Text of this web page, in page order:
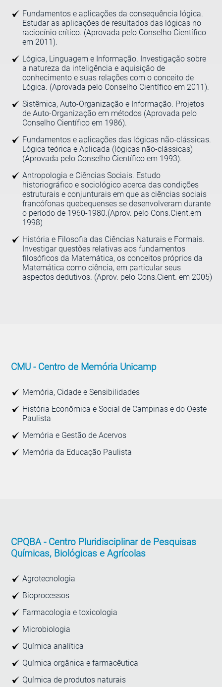
Fundamentos e aplicações da consequência lógica.
Estudar as aplicações de resultados das lógicas no
raciocínio crítico. (Aprovada pelo Conselho Científico
em 2011).
Lógica, Linguagem e Informação. Investigação sobre
a natureza da inteligência e aquisição de
conhecimento e suas relações com o conceito de
Lógica. (Aprovada pelo Conselho Científico em 2011).
Sistêmica, Auto-Organização e Informação. Projetos
de Auto-Organização em métodos (Aprovada pelo
Conselho Científico em 1986).
Fundamentos e aplicações das lógicas não-clássicas.
Lógica teórica e Aplicada (lógicas não-clássicas)
(Aprovada pelo Conselho Científico em 1993).
Antropologia e Ciências Sociais. Estudo
historiográfico e sociológico acerca das condições
estruturais e conjunturais em que as ciências sociais
francófonas quebequenses se desenvolveram durante
o período de 1960-1980.(Aprov. pelo Cons.Cient.em
1998)
História e Filosofia das Ciências Naturais e Formais.
Investigar questões relativas aos fundamentos
filosóficos da Matemática, os conceitos próprios da
Matemática como ciência, em particular seus
aspectos dedutivos. (Aprov. pelo Cons.Cient. em 2005)
CMU -Centro de Memória Unicamp
Memória, Cidade e Sensibilidades
História Econômica e Social de Campinas e do Oeste
Paulista
Memória e Gestão de Acervos
Memória da Educação Paulista
CPQBA -Centro Pluridisciplinar de Pesquisas
Químicas, Biológicas e Agrícolas
Agrotecnologia
Bioprocessos
Farmacologia e toxicologia
Microbiologia
Química analítica
Química orgânica e farmacêutica
Química de produtos naturais